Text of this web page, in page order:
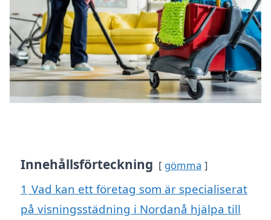
Innehållsförteckning gömma
1 Vad kan ett företag som är specialiserat
på visningsstädning i Nordanå hjälpa till